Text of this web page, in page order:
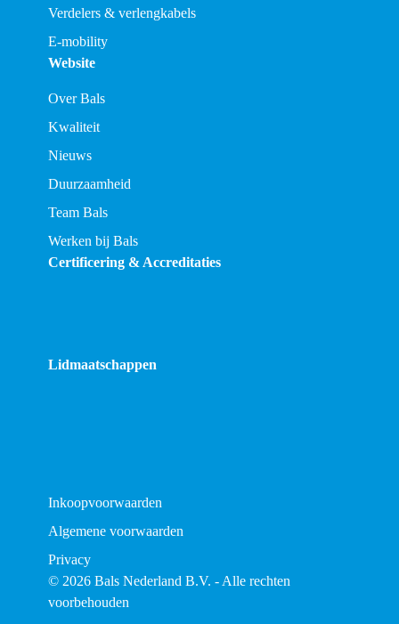
Verdelers & verlengkabels
E-mobility
Website
Over Bals
Kwaliteit
Nieuws
Duurzaamheid
Team Bals
Werken bij Bals
Certificering & Accreditaties
Lidmaatschappen
Inkoopvoorwaarden
Algemene voorwaarden
Privacy
© 2026 Bals Nederland B.V. - Alle rechten
voorbehouden